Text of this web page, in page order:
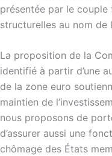
présentée par le
structurelles au nom
La proposition de la
identifié à partir d’une
de la zone euro
maintien de
nous proposons de
d’assurer aussi une
chômage des États